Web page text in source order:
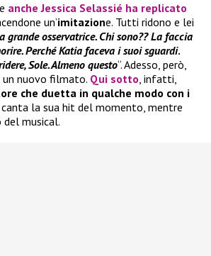
ancheJessica Selassié ha replicato
un’imitazione. Tutti ridono e lei
grande osservatrice. Chi sono?? La faccia
Perché Katia faceva i suoi sguardi.
Sole. Almeno questo“. Adesso, però,
nuovo filmato. Qui sotto, infatti,
che duetta in qualche modo con i
canta la sua hit del momento, mentre
del musical.